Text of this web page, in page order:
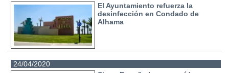
El Ayuntamiento refuerza la
desinfección en Condado de
Alhama
24/04/2020